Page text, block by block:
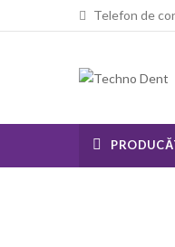
Telefon de